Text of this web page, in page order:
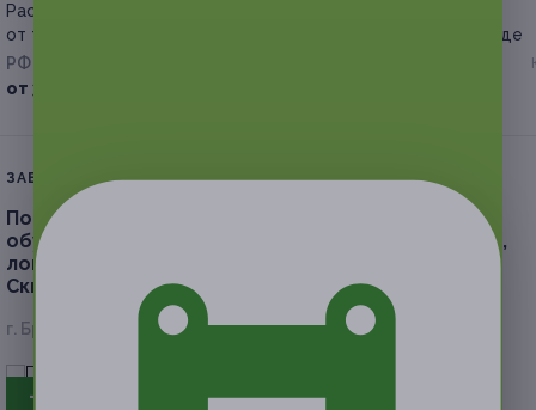
Расклад на Таро или рунах
от таролога-рунолога Гузелии
РФ
от 360 руб.
на предметах и одежде
ЗАВЕРШЁННАЯ АКЦИЯ
Подготовка к школе, арт-студия, шахматы,
обучение чтению, репетитор начальных классов,
логопед в детском центре «Почемучка».
Скидка 50%
г. Брянск, ул. Евдокимова, д. 8 всего 2 адреса
- 50%